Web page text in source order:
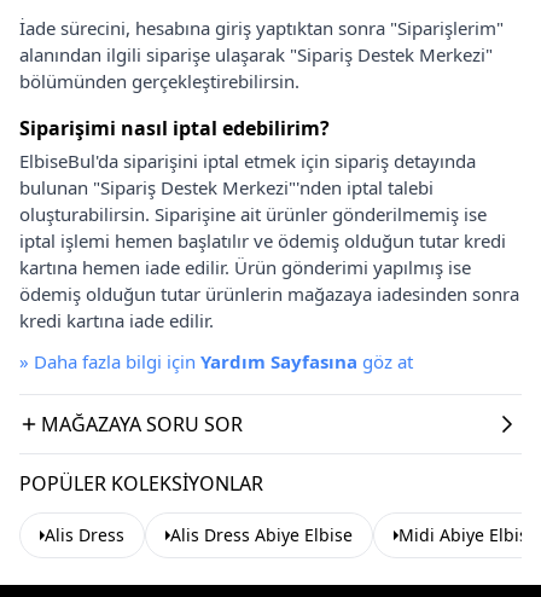
İade sürecini, hesabına giriş yaptıktan sonra "Siparişlerim"
alanından ilgili siparişe ulaşarak "Sipariş Destek Merkezi"
bölümünden gerçekleştirebilirsin.
Siparişimi nasıl iptal edebilirim?
ElbiseBul'da siparişini iptal etmek için sipariş detayında
bulunan "Sipariş Destek Merkezi"'nden iptal talebi
oluşturabilirsin. Siparişine ait ürünler gönderilmemiş ise
iptal işlemi hemen başlatılır ve ödemiş olduğun tutar kredi
kartına hemen iade edilir. Ürün gönderimi yapılmış ise
ödemiş olduğun tutar ürünlerin mağazaya iadesinden sonra
kredi kartına iade edilir.
» Daha fazla bilgi için Yardım Sayfasına göz at
MAĞAZAYA SORU SOR
POPÜLER KOLEKSIYONLAR
Alis Dress Alis Dress Abiye Elbise Midi Abiye Elbise